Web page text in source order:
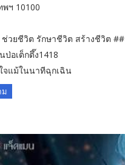
พฯ 10100
ช่วยชีวิต รักษาชีวิต สร้างชีวิต ##
อเต็กตึ๊ง1418
จแม้ในนาทีฉุกเฉิน
ม